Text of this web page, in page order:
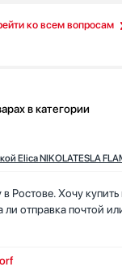
ко всем вопросам
в категории
Elica NIKOLATESLA
Ростове. Хочу купить
отправка почтой